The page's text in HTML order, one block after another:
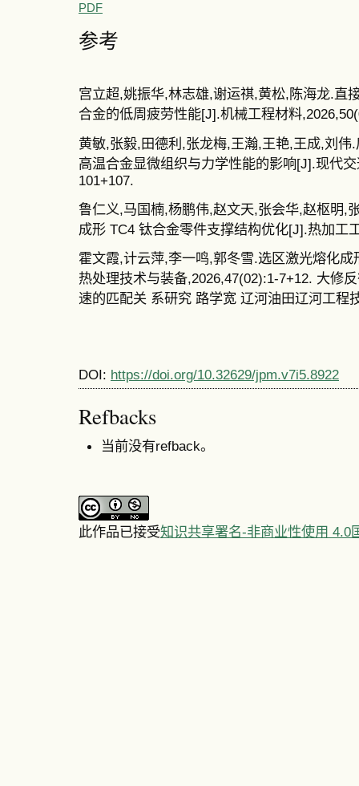
PDF
参考
宫立超,姚振华,林志雄,谢运祺,黄松,陈海龙.直
合金的低周疲劳性能[J].机械工程材料
黄敏,张毅,田德利,张龙梅,王瀚,王艳,王成,刘伟
高温合金显微组织与力学性能的影响[J].现代
101+107.
鲁仁义,马国楠,杨鹏伟,赵文天,张会华,赵枢明,
成形 TC4 钛合金零件支撑结构优化[J].热加工
霍文霞,计云萍,李一鸣,郭冬雪.选区激光熔化
热处理技术与装备,2026,47(02):1-7+12. 大修
速的匹配关 系研究 路学宽 辽河油田辽河工程
DOI: https://doi.org/10.32629/jpm.v7i5.8922
Refbacks
当前没有refback。
此作品已接受知识共享署名-非商业性使用 4.0